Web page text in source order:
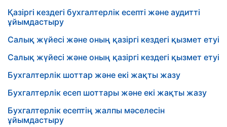
Қазіргі кездегі бухгалтерлік есепті және аудитті
ұйымдастыру
Салық жүйесі және оның қазіргі кездегі қызмет етуі
Салық жүйесі және оның қазіргі кездегі қызмет етуі
Бухгалтерлік шоттар және екі жақты жазу
Бухгалтерлік есеп шоттары және екі жақты жазу
Бухгалтерлік есептің жалпы мәселесін
ұйымдастыру